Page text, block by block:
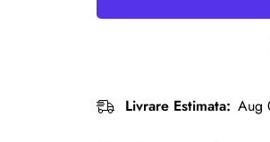
Livrare Estimata: Aug